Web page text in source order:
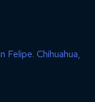
Felipe. Chihuahua,